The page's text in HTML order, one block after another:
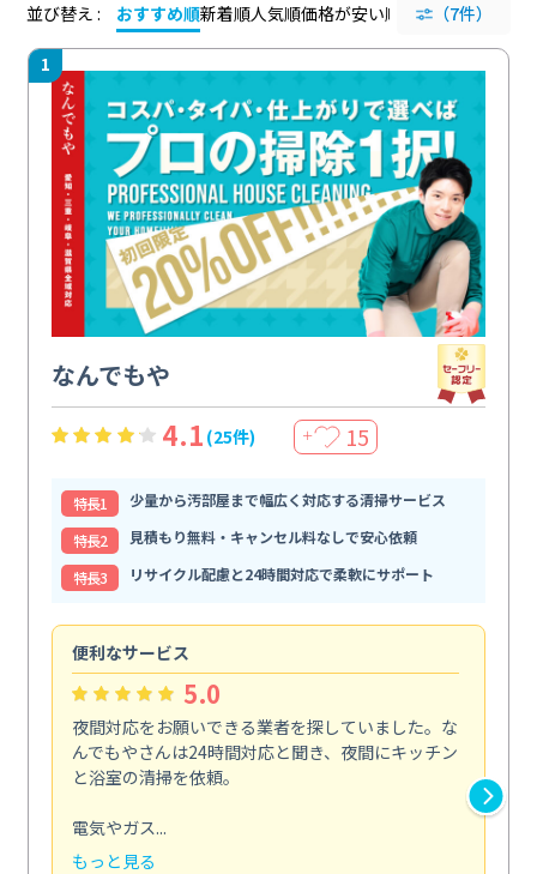
並び替え :
おすすめ順新着順人気順価格が安い順 評価が高い順
（7件）
1
なんでもや
4.1 (25件) ＋ 15
特⻑1
少量から汚部屋まで幅広く対応する清掃サービス
特⻑2
見積もり無料・キャンセル料なしで安心依頼
特⻑3
リサイクル配慮と24時間対応で柔軟にサポート
便利なサービス
5.0
夜間対応をお願いできる業者を探していました。な
んでもやさんは24時間対応と聞き、夜間にキッチン
と浴室の清掃を依頼。
電気やガス...
もっと見る